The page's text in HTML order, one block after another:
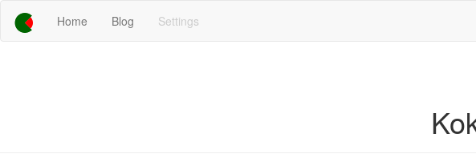
Home Blog Settings